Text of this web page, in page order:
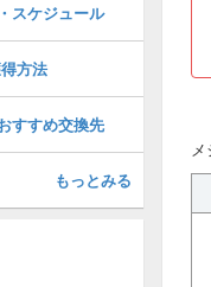
スケジュール
方法
すすめ交換先
もっとみる